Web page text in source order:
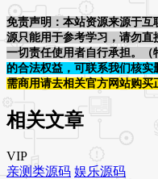
免责声明：本站资源来源于
源只能用于参考学习，请勿直
一切责任使用者自行承担。（
的合法权益，可联系我们核实
需商用请去相关官方网站购买
相关文章
VIP
亲测类源码 娱乐源码